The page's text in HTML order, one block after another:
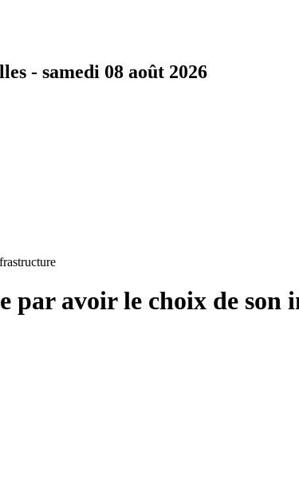
- samedi 08 août 2026
par avoir le choix de